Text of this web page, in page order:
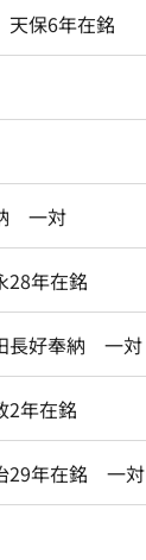
保6年在銘
一対
年在銘
長好奉納 一対
年在銘
29年在銘 一対